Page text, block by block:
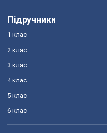
Підручники
1 клас
2 клас
3 клас
4 клас
5 клас
6 клас